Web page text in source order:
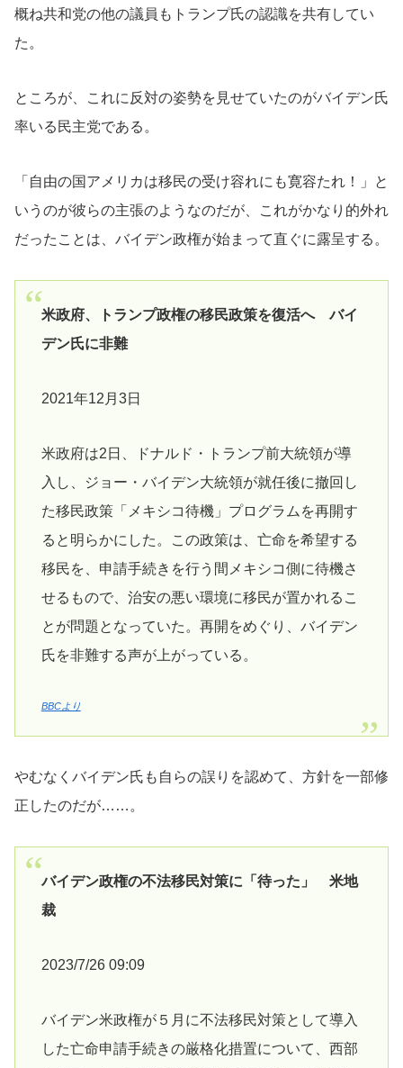
概ね共和党の他の議員もトランプ氏の認識を共有してい
た。
ところが、これに反対の姿勢を見せていたのがバイデン氏
率いる民主党である。
「自由の国アメリカは移民の受け容れにも寛容たれ！」と
いうのが彼らの主張のようなのだが、これがかなり的外れ
だったことは、バイデン政権が始まって直ぐに露呈する。
米政府、トランプ政権の移民政策を復活へ バイ
デン氏に非難
2021年12月3日
米政府は2日、ドナルド・トランプ前大統領が導
入し、ジョー・バイデン大統領が就任後に撤回し
た移民政策「メキシコ待機」プログラムを再開す
ると明らかにした。この政策は、亡命を希望する
移民を、申請手続きを行う間メキシコ側に待機さ
せるもので、治安の悪い環境に移民が置かれるこ
とが問題となっていた。再開をめぐり、バイデン
氏を非難する声が上がっている。
BBCより
やむなくバイデン氏も自らの誤りを認めて、方針を一部修
正したのだが……。
バイデン政権の不法移民対策に「待った」 米地
裁
2023/7/26 09:09
バイデン米政権が５月に不法移民対策として導入
した亡命申請手続きの厳格化措置について、西部